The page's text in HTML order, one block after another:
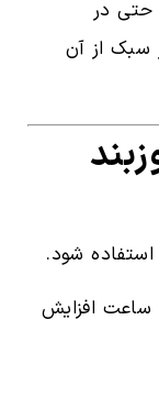
حتی در
سبک از آن
به تدریج زمان استفاده به ۴ تا ۶ ساعت افزایش